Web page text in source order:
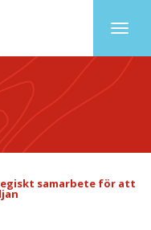
samarbete för att